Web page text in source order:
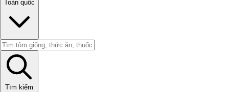
Toàn quốc
Tìm kiếm